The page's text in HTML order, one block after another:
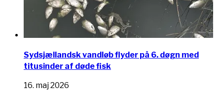
Sydsjællandsk vandløb flyder på 6. døgn med
titusinder af døde fisk
16. maj 2026